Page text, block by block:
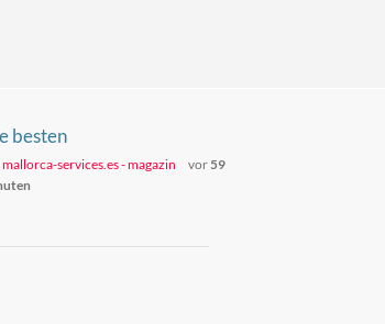
besten
auf
mallorca-services.es - magazin vor59